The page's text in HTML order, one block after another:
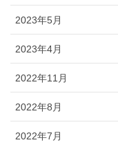
2023年5月
2023年4月
2022年11月
2022年8月
2022年7月